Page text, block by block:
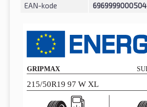
EAN-kode 6969999000504